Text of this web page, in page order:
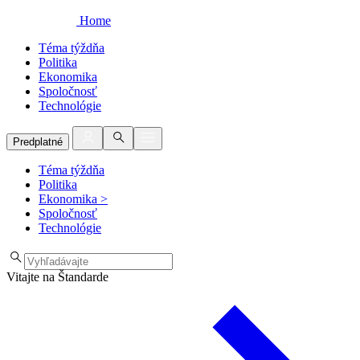
Home
Téma týždňa
Politika
Ekonomika
Spoločnosť
Technológie
Predplatné
Téma týždňa
Politika
Ekonomika >
Spoločnosť
Technológie
Vitajte na Štandarde